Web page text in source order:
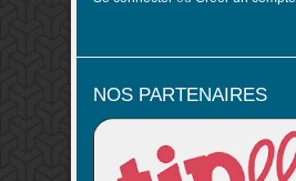
NOS PARTENAIRES